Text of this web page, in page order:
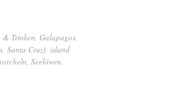
& Trinken, Galapagos,
Santa Cruz), island
, Seelöwen,